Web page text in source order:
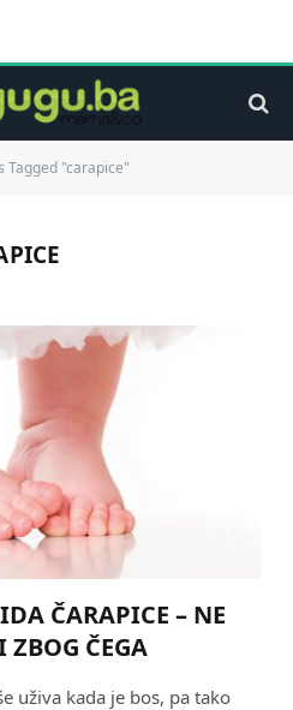
Tagged "carapice"
ČARAPICE – NE
ZBOG ČEGA
uživa kada je bos, pa tako